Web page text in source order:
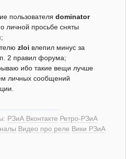
пользователя dominator
личной просьбе сняты
zloi влепил минус за
2 правил форума;
ибо такие вещи лучше
личных сообщений
РЗиА Вконтакте Ретро-РЗиА
Видео про реле Вики РЗиА